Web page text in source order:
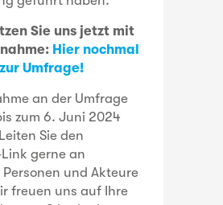
Sie uns jetzt mit
Hier nochmal
Umfrage!
an der Umfrage
zum 6. Juni 2024
Sie den
gerne an
und Akteure
freuen uns auf Ihre